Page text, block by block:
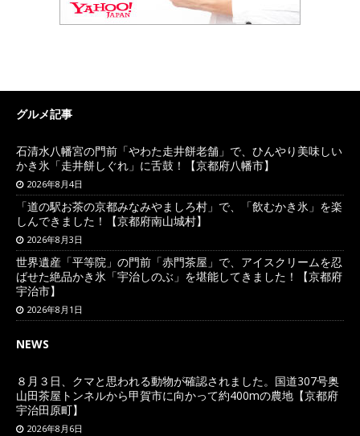
グルメ記事
石清水八幡宮の門前「やわた走井餅老舗」で、ひんやり美味しい
かき氷「走井餅しぐれ」に舌鼓！【京都府八幡市】
2026年8月4日
「道の駅お茶の京都みなみやましろ村」で、「飲むかき氷」を楽
しんできました！【京都府南山城村】
2026年8月3日
世界遺産「平等院」の門前「赤門茶屋」で、アイスクリームを忍
ばせた絶品かき氷「宇治しのぶ」を堪能してきました！【京都府
宇治市】
2026年8月1日
NEWS
８月３日、クマと思われる動物が確認されました。国道307号奥
山田茶屋トンネルから甲賀市に向かって約400mの農地【京都府
宇治田原町】
2026年8月6日